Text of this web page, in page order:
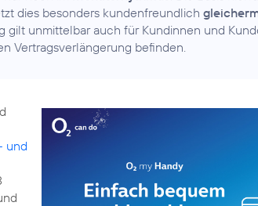
dies besonders kundenfreundlich
gilt unmittelbar auch für Kundinnen und
und